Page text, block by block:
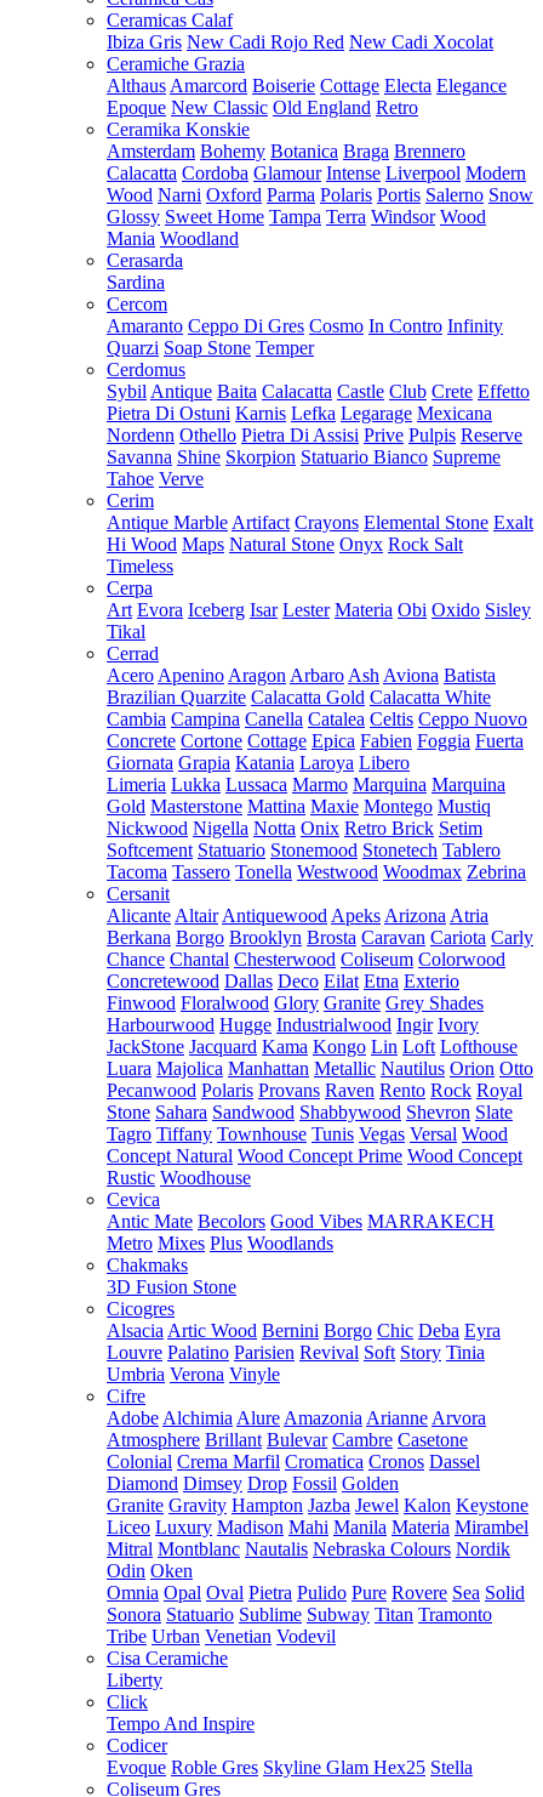
Ceramicas Calaf
Ibiza Gris New Cadi Rojo Red New Cadi Xocolat
Ceramiche Grazia
Althaus Amarcord Boiserie Cottage Electa Elegance
Epoque New Classic Old England Retro
Ceramika Konskie
Amsterdam Bohemy Botanica Braga Brennero
Calacatta Cordoba Glamour Intense Liverpool Modern
Wood Narni Oxford Parma Polaris Portis Salerno Snow
Glossy Sweet Home Tampa Terra Windsor Wood
Mania Woodland
Cerasarda
Sardina
Cercom
Amaranto Ceppo Di Gres Cosmo In Contro Infinity
Quarzi Soap Stone Temper
Cerdomus
Sybil Antique Baita Calacatta Castle Club Crete Effetto
Pietra Di Ostuni Karnis Lefka Legarage Mexicana
Nordenn Othello Pietra Di Assisi Prive Pulpis Reserve
Savanna Shine Skorpion Statuario Bianco Supreme
Tahoe Verve
Cerim
Antique Marble Artifact Crayons Elemental Stone Exalt
Hi Wood Maps Natural Stone Onyx Rock Salt
Timeless
Cerpa
Art Evora Iceberg Isar Lester Materia Obi Oxido Sisley
Tikal
Cerrad
Acero Apenino Aragon Arbaro Ash Aviona Batista
Brazilian Quarzite Calacatta Gold Calacatta White
Cambia Campina Canella Catalea Celtis Ceppo Nuovo
Concrete Cortone Cottage Epica Fabien Foggia Fuerta
Giornata Grapia Katania Laroya Libero
Limeria Lukka Lussaca Marmo Marquina Marquina
Gold Masterstone Mattina Maxie Montego Mustiq
Nickwood Nigella Notta Onix Retro Brick Setim
Softcement Statuario Stonemood Stonetech Tablero
Tacoma Tassero Tonella Westwood Woodmax Zebrina
Cersanit
Alicante Altair Antiquewood Apeks Arizona Atria
Berkana Borgo Brooklyn Brosta Caravan Cariota Carly
Chance Chantal Chesterwood Coliseum Colorwood
Concretewood Dallas Deco Eilat Etna Exterio
Finwood Floralwood Glory Granite Grey Shades
Harbourwood Hugge Industrialwood Ingir Ivory
JackStone Jacquard Kama Kongo Lin Loft Lofthouse
Luara Majolica Manhattan Metallic Nautilus Orion Otto
Pecanwood Polaris Provans Raven Rento Rock Royal
Stone Sahara Sandwood Shabbywood Shevron Slate
Tagro Tiffany Townhouse Tunis Vegas Versal Wood
Concept Natural Wood Concept Prime Wood Concept
Rustic Woodhouse
Cevica
Antic Mate Becolors Good Vibes MARRAKECH
Metro Mixes Plus Woodlands
Chakmaks
3D Fusion Stone
Cicogres
Alsacia Artic Wood Bernini Borgo Chic Deba Eyra
Louvre Palatino Parisien Revival Soft Story Tinia
Umbria Verona Vinyle
Cifre
Adobe Alchimia Alure Amazonia Arianne Arvora
Atmosphere Brillant Bulevar Cambre Casetone
Colonial Crema Marfil Cromatica Cronos Dassel
Diamond Dimsey Drop Fossil Golden
Granite Gravity Hampton Jazba Jewel Kalon Keystone
Liceo Luxury Madison Mahi Manila Materia Mirambel
Mitral Montblanc Nautalis Nebraska Colours Nordik
Odin Oken
Omnia Opal Oval Pietra Pulido Pure Rovere Sea Solid
Sonora Statuario Sublime Subway Titan Tramonto
Tribe Urban Venetian Vodevil
Cisa Ceramiche
Liberty
Click
Tempo And Inspire
Codicer
Evoque Roble Gres Skyline Glam Hex25 Stella
Coliseum Gres